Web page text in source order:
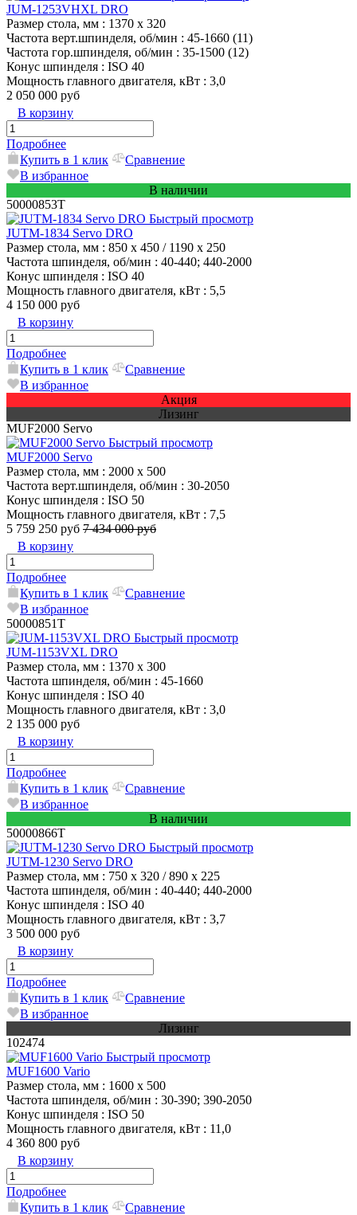
JUM-1253VHXL DRO
Размер стола, мм : 1370 x 320
Частота верт.шпинделя, об/мин : 45-1660 (11)
Частота гор.шпинделя, об/мин : 35-1500 (12)
Конус шпинделя : ISO 40
Мощность главного двигателя, кВт : 3,0
2 050 000 руб
В корзину
Подробнее
Купить в 1 клик
Сравнение
В избранное
В наличии
50000853T
Быстрый просмотр
JUTM-1834 Servo DRO
Размер стола, мм : 850 x 450 / 1190 x 250
Частота шпинделя, об/мин : 40-440; 440-2000
Конус шпинделя : ISO 40
Мощность главного двигателя, кВт : 5,5
4 150 000 руб
В корзину
Подробнее
Купить в 1 клик
Сравнение
В избранное
Акция
Лизинг
MUF2000 Servo
Быстрый просмотр
MUF2000 Servo
Размер стола, мм : 2000 х 500
Частота верт.шпинделя, об/мин : 30-2050
Конус шпинделя : ISO 50
Мощность главного двигателя, кВт : 7,5
5 759 250 руб 7 434 000 руб
В корзину
Подробнее
Купить в 1 клик
Сравнение
В избранное
50000851T
Быстрый просмотр
JUM-1153VXL DRO
Размер стола, мм : 1370 x 300
Частота шпинделя, об/мин : 45-1660
Конус шпинделя : ISO 40
Мощность главного двигателя, кВт : 3,0
2 135 000 руб
В корзину
Подробнее
Купить в 1 клик
Сравнение
В избранное
В наличии
50000866T
Быстрый просмотр
JUTM-1230 Servo DRO
Размер стола, мм : 750 x 320 / 890 x 225
Частота шпинделя, об/мин : 40-440; 440-2000
Конус шпинделя : ISO 40
Мощность главного двигателя, кВт : 3,7
3 500 000 руб
В корзину
Подробнее
Купить в 1 клик
Сравнение
В избранное
Лизинг
102474
Быстрый просмотр
MUF1600 Vario
Размер стола, мм : 1600 х 500
Частота шпинделя, об/мин : 30-390; 390-2050
Конус шпинделя : ISO 50
Мощность главного двигателя, кВт : 11,0
4 360 800 руб
В корзину
Подробнее
Купить в 1 клик
Сравнение